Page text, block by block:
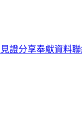
見證分享奉獻資料